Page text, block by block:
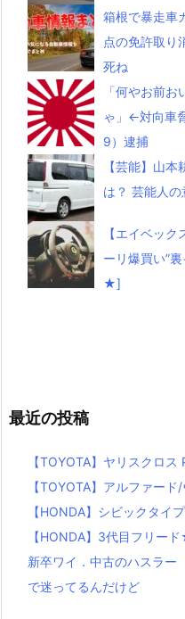
箱根で暴走車
点の免許取り
死ね
「何やお前
ゃ」←対向車
9）逮捕
【芸能】山
は？ 芸能人
【エイベッ
ーリ爆買い”
★]
最近の投稿
【TOYOTA】ヤリスクロス
【TOYOTA】アルファー
【HONDA】シビックタイ
【HONDA】3代目フリード
新卒ワイ．中古のハスラー
で迷ってるんだけど